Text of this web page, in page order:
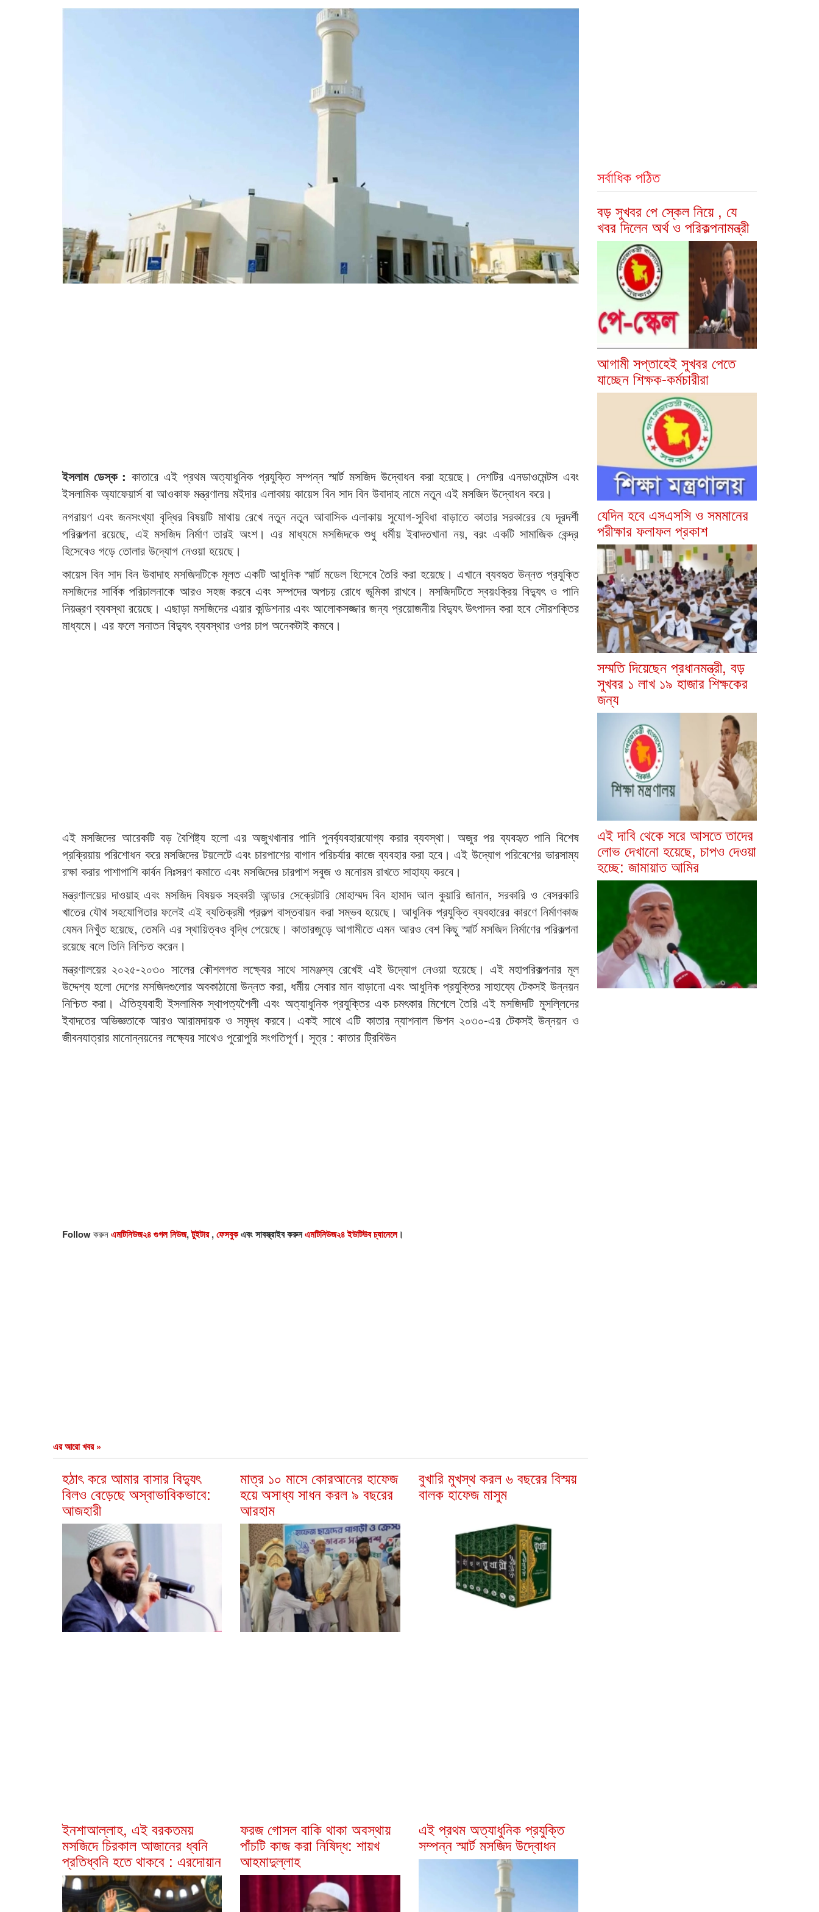
ইসলাম ডেস্ক : কাতারে এই প্রথম অত্যাধুনিক প্রযুক্তি সম্পন্ন স্মার্ট মসজিদ উদ্বোধন করা হয়েছে। দেশটির এনডাওমেন্টস এবং
ইসলামিক অ্যাফেয়ার্স বা আওকাফ মন্ত্রণালয় মইদার এলাকায় কায়েস বিন সাদ বিন উবাদাহ নামে নতুন এই মসজিদ উদ্বোধন করে।
নগরায়ণ এবং জনসংখ্যা বৃদ্ধির বিষয়টি মাথায় রেখে নতুন নতুন আবাসিক এলাকায় সুযোগ-সুবিধা বাড়াতে কাতার সরকারের যে দূরদর্শী
পরিকল্পনা রয়েছে, এই মসজিদ নির্মাণ তারই অংশ। এর মাধ্যমে মসজিদকে শুধু ধর্মীয় ইবাদতখানা নয়, বরং একটি সামাজিক কেন্দ্র
হিসেবেও গড়ে তোলার উদ্যোগ নেওয়া হয়েছে।
কায়েস বিন সাদ বিন উবাদাহ মসজিদটিকে মূলত একটি আধুনিক স্মার্ট মডেল হিসেবে তৈরি করা হয়েছে। এখানে ব্যবহৃত উন্নত প্রযুক্তি
মসজিদের সার্বিক পরিচালনাকে আরও সহজ করবে এবং সম্পদের অপচয় রোধে ভূমিকা রাখবে। মসজিদটিতে স্বয়ংক্রিয় বিদ্যুৎ ও পানি
নিয়ন্ত্রণ ব্যবস্থা রয়েছে। এছাড়া মসজিদের এয়ার কন্ডিশনার এবং আলোকসজ্জার জন্য প্রয়োজনীয় বিদ্যুৎ উৎপাদন করা হবে সৌরশক্তির
মাধ্যমে। এর ফলে সনাতন বিদ্যুৎ ব্যবস্থার ওপর চাপ অনেকটাই কমবে।
এই মসজিদের আরেকটি বড় বৈশিষ্ট্য হলো এর অজুখখানার পানি পুনর্ব্যবহারযোগ্য করার ব্যবস্থা। অজুর পর ব্যবহৃত পানি বিশেষ
প্রক্রিয়ায় পরিশোধন করে মসজিদের টয়লেটে এবং চারপাশের বাগান পরিচর্যার কাজে ব্যবহার করা হবে। এই উদ্যোগ পরিবেশের ভারসাম্য
রক্ষা করার পাশাপাশি কার্বন নিঃসরণ কমাতে এবং মসজিদের চারপাশ সবুজ ও মনোরম রাখতে সাহায্য করবে।
মন্ত্রণালয়ের দাওয়াহ এবং মসজিদ বিষয়ক সহকারী আন্ডার সেক্রেটারি মোহাম্মদ বিন হামাদ আল কুয়ারি জানান, সরকারি ও বেসরকারি
খাতের যৌথ সহযোগিতার ফলেই এই ব্যতিক্রমী প্রকল্প বাস্তবায়ন করা সম্ভব হয়েছে। আধুনিক প্রযুক্তি ব্যবহারের কারণে নির্মাণকাজ
যেমন নিখুঁত হয়েছে, তেমনি এর স্থায়িত্বও বৃদ্ধি পেয়েছে। কাতারজুড়ে আগামীতে এমন আরও বেশ কিছু স্মার্ট মসজিদ নির্মাণের পরিকল্পনা
রয়েছে বলে তিনি নিশ্চিত করেন।
মন্ত্রণালয়ের ২০২৫-২০৩০ সালের কৌশলগত লক্ষ্যের সাথে সামঞ্জস্য রেখেই এই উদ্যোগ নেওয়া হয়েছে। এই মহাপরিকল্পনার মূল
উদ্দেশ্য হলো দেশের মসজিদগুলোর অবকাঠামো উন্নত করা, ধর্মীয় সেবার মান বাড়ানো এবং আধুনিক প্রযুক্তির সাহায্যে টেকসই উন্নয়ন
নিশ্চিত করা। ঐতিহ্যবাহী ইসলামিক স্থাপত্যশৈলী এবং অত্যাধুনিক প্রযুক্তির এক চমৎকার মিশেলে তৈরি এই মসজিদটি মুসল্লিদের
ইবাদতের অভিজ্ঞতাকে আরও আরামদায়ক ও সমৃদ্ধ করবে। একই সাথে এটি কাতার ন্যাশনাল ভিশন ২০৩০-এর টেকসই উন্নয়ন ও
জীবনযাত্রার মানোন্নয়নের লক্ষ্যের সাথেও পুরোপুরি সংগতিপূর্ণ। সূত্র : কাতার ট্রিবিউন
Followকরুনএমটিনিউজ২৪ গুগল নিউজ,টুইটার,ফেসবুকএবং সাবস্ক্রাইব করুনএমটিনিউজ২৪ ইউটিউব চ্যানেলে।
এর আরো খবর »
হঠাৎ করে আমার বাসার বিদ্যুৎ
বিলও বেড়েছে অস্বাভাবিকভাবে:
আজহারী
মাত্র ১০ মাসে কোরআনের হাফেজ
হয়ে অসাধ্য সাধন করল ৯ বছরের
আরহাম
বুখারি মুখস্থ করল ৬ বছরের বিস্ময়
বালক হাফেজ মাসুম
ইনশাআল্লাহ, এই বরকতময়
মসজিদে চিরকাল আজানের ধ্বনি
প্রতিধ্বনি হতে থাকবে : এরদোয়ান
ফরজ গোসল বাকি থাকা অবস্থায়
পাঁচটি কাজ করা নিষিদ্ধ: শায়খ
আহমাদুল্লাহ
এই প্রথম অত্যাধুনিক প্রযুক্তি
সম্পন্ন স্মার্ট মসজিদ উদ্বোধন
সর্বাধিক পঠিত
বড় সুখবর পে স্কেল নিয়ে , যে
খবর দিলেন অর্থ ও পরিকল্পনামন্ত্রী
আগামী সপ্তাহেই সুখবর পেতে
যাচ্ছেন শিক্ষক-কর্মচারীরা
যেদিন হবে এসএসসি ও সমমানের
পরীক্ষার ফলাফল প্রকাশ
সম্মতি দিয়েছেন প্রধানমন্ত্রী, বড়
সুখবর ১ লাখ ১৯ হাজার শিক্ষকের
জন্য
এই দাবি থেকে সরে আসতে তাদের
লোভ দেখানো হয়েছে, চাপও দেওয়া
হচ্ছে: জামায়াত আমির